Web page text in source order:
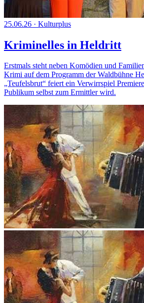
25.06.26 · Kulturplus
Kriminelles in Heldritt
Erstmals steht neben Komödien und
Krimi auf dem Programm der Waldbühne
„Teufelsbrut“ feiert ein Verwirrspiel
Publikum selbst zum Ermittler wird.